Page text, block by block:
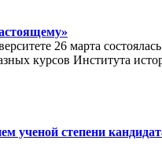
26 марта
курсов Института
ученой степени